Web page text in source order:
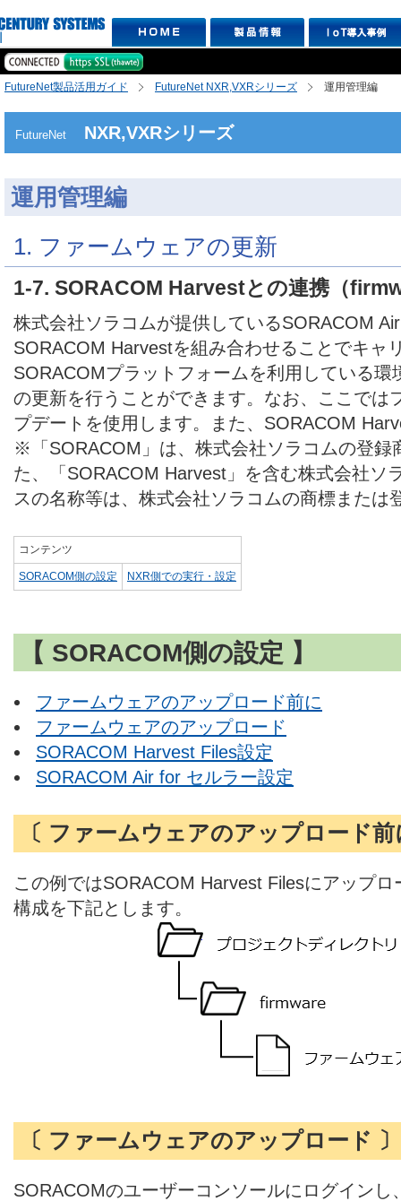
FutureNet製品活用ガイド FutureNet NXR,VXRシリーズ 運用管理編
FutureNet NXR,VXRシリーズ
運用管理編
1. ファームウェアの更新
1-7. SORACOM Harvestとの連携（
株式会社ソラコムが提供しているSORACOM
SORACOM Harvestを組み合わせることでキャ
SORACOMプラットフォームを利用している
の更新を行うことができます。なお、ここでは
プデートを使用します。また、SORACOM
※「SORACOM」は、株式会社ソラコムの登録
た、「SORACOM Harvest」を含む株式会社ソ
スの名称等は、株式会社ソラコムの商標または
コンテンツ
SORACOM側の設定 NXR側での実行・設定
【 SORACOM側の設定 】
ファームウェアのアップロード前に
ファームウェアのアップロード
SORACOM Harvest Files設定
SORACOM Air for セルラー設定
〔 ファームウェアのアップロード前
この例ではSORACOM Harvest Filesにアップ
構成を下記とします。
〔 ファームウェアのアップロード 〕
SORACOMのユーザーコンソールにログイン